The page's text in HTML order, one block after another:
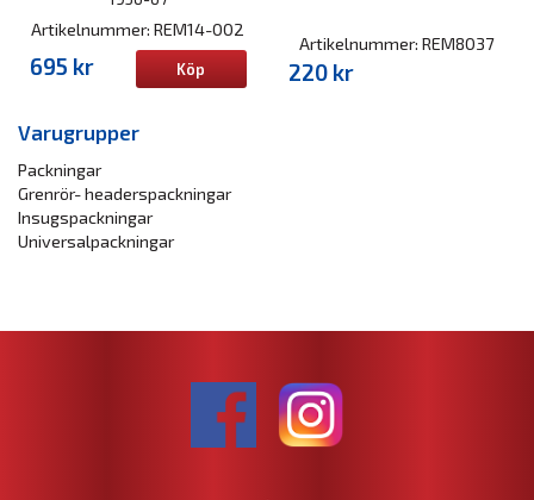
Artikelnummer: REM14-002
695 kr Köp
Artikelnummer: REM8037
220 kr
Varugrupper
Packningar
Grenrör- headerspackningar
Insugspackningar
Universalpackningar